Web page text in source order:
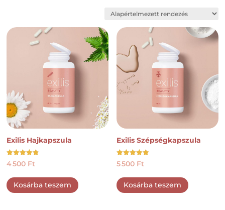
Exilis Hajkapszula
Értékelés:
4.78
4 500 Ft
Kosárba teszem
Exilis Szépségkapszula
Értékelés:
4.92
5 500 Ft
Kosárba teszem